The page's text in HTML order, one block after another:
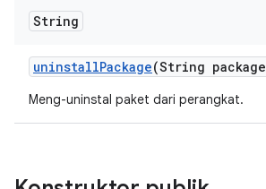
String
uninstallPackage(String package
Meng-uninstal paket dari perangkat.